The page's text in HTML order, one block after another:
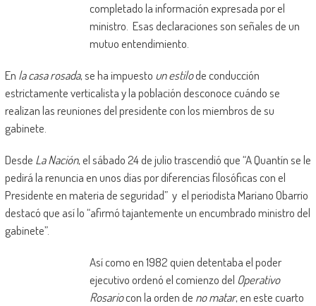
completado la información expresada por el
ministro. Esas declaraciones son señales de un
mutuo entendimiento.
En la casa rosada, se ha impuesto un estilode conducción
estrictamente verticalista y la población desconoce cuándo se
realizan las reuniones del presidente con los miembros de su
gabinete.
Desde La Nación, el sábado 24 de julio trascendió que “A Quantín se le
pedirá la renuncia en unos días por diferencias filosóficas con el
Presidente en materia de seguridad” y el periodista Mariano Obarrio
destacó que así lo “afirmó tajantemente un encumbrado ministro del
gabinete”.
Así como en 1982 quien detentaba el poder
ejecutivo ordenó el comienzo del Operativo
Rosariocon la orden de no matar, en este cuarto